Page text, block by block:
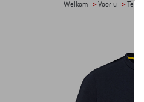
Welkom >Voor u >Textiel